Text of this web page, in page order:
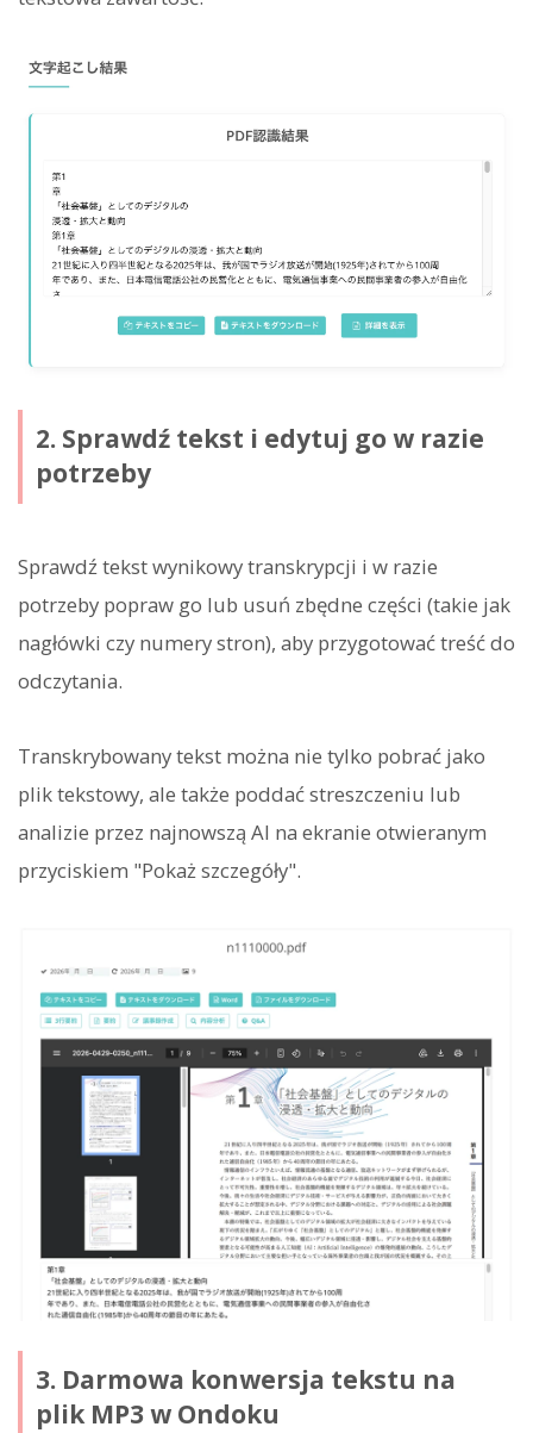
2. Sprawdź tekst i edytuj go w razie
potrzeby
Sprawdź tekst wynikowy transkrypcji i w razie
potrzeby popraw go lub usuń zbędne części (takie jak
nagłówki czy numery stron), aby przygotować treść do
odczytania.
Transkrybowany tekst można nie tylko pobrać jako
plik tekstowy, ale także poddać streszczeniu lub
analizie przez najnowszą AI na ekranie otwieranym
przyciskiem "Pokaż szczegóły".
3. Darmowa konwersja tekstu na
plik MP3 w Ondoku